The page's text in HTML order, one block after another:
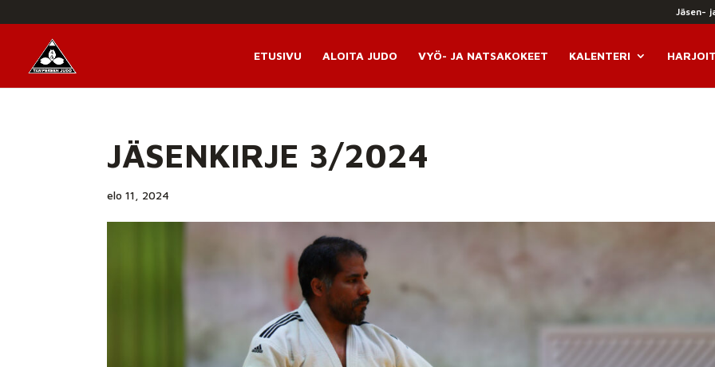
Jäsen-
ETUSIVU ALOITA JUDO VYÖ- JA NATSAKOKEET KALENTERI
JÄSENKIRJE 3/2024
elo 11, 2024